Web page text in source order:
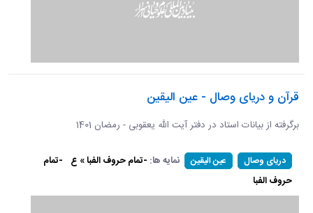
قرآن و دریای وصال - عین الیقین
برگرفته از بیانات استاد در دفتر آیت الله یعقوبی - رمضان 1401
دریای وصال عین الیقین نمایه ها: -تمام حروف الفبا » ع -تمام
حروف الفبا